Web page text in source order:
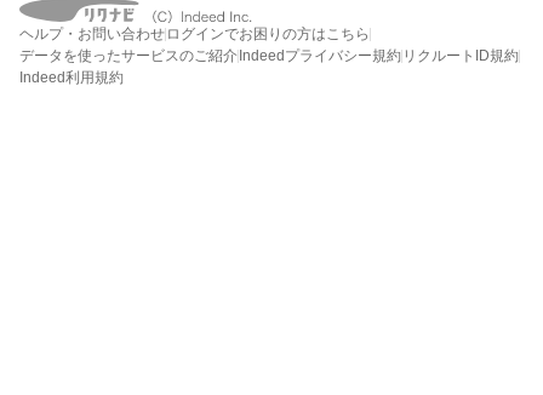
ヘルプ・お問い合わせ ログインでお困りの方はこちら
データを使ったサービスのご紹介 Indeedプライバシー規約 リクルートID規約
Indeed利用規約